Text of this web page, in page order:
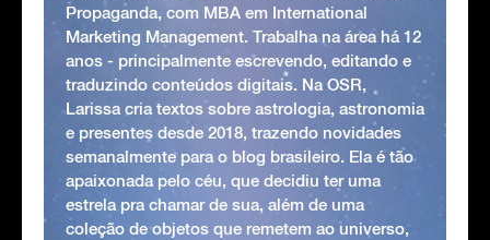
Propaganda, com MBA em International
Marketing Management. Trabalha na área há 12
anos - principalmente escrevendo, editando e
traduzindo conteúdos digitais. Na OSR,
Larissa cria textos sobre astrologia, astronomia
e presentes desde 2018, trazendo novidades
semanalmente para o blog brasileiro. Ela é tão
apaixonada pelo céu, que decidiu ter uma
estrela pra chamar de sua, além de uma
coleção de objetos que remetem ao universo,